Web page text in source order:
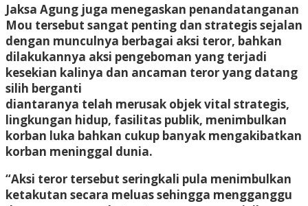
Jaksa Agung juga menegaskan penandatanganan
Mou tersebut sangat penting dan strategis sejalan
dengan munculnya berbagai aksi teror, bahkan
dilakukannya aksi pengeboman yang terjadi
kesekian kalinya dan ancaman teror yang datang
silih berganti
diantaranya telah merusak objek vital strategis,
lingkungan hidup, fasilitas publik, menimbulkan
korban luka bahkan cukup banyak mengakibatkan
korban meninggal dunia.
“Aksi teror tersebut seringkali pula menimbulkan
ketakutan secara meluas sehingga mengganggu